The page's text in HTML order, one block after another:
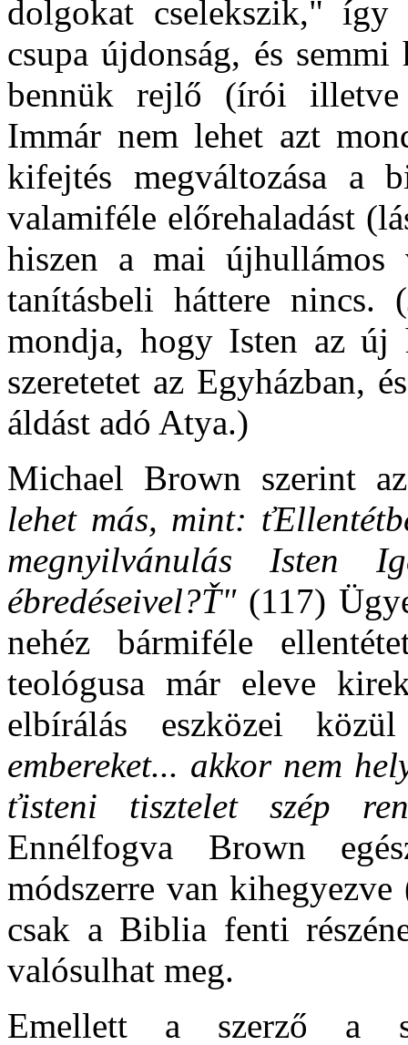
dolgokat cselekszik," így
csupa újdonság, és
bennük rejlő (írói illetve
Immár nem lehet azt
kifejtés megváltozása a
valamiféle előrehaladást
hiszen a mai újhullámos
tanításbeli háttere nincs.
mondja, hogy Isten az új
szeretetet az Egyházban,
áldást adó Atya.)
Michael Brown szerint
lehet más, mint:
megnyilvánulás Isten
ébredéseivel?Ť" (117)
nehéz bármiféle
teológusa már eleve
elbírálás eszközei
embereket... akkor nem
ťisteni tisztelet szép
Ennélfogva Brown
módszerre van
csak a Biblia fenti
valósulhat meg.
Emellett a szerző a